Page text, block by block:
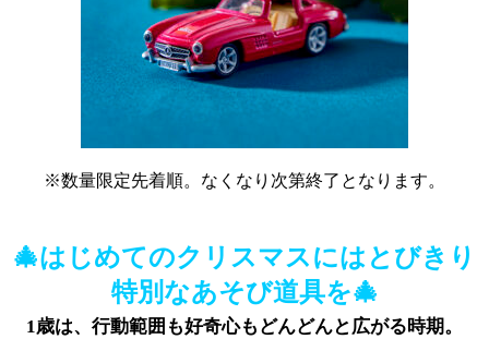
※数量限定先着順。なくなり次第終了となります。
🎄はじめてのクリスマスにはとびきり
特別なあそび道具を🎄
1歳は、行動範囲も好奇心もどんどんと広がる時期。